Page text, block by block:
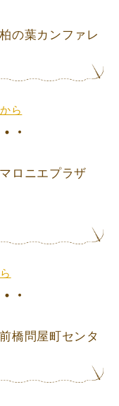
の葉カンファレ
ら
ロニエプラザ
橋問屋町センタ